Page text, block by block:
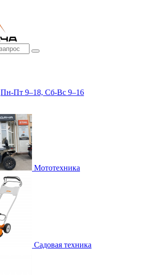
Пн-Пт 9–18, Сб-Вс 9–16
Мототехника
Садовая техника